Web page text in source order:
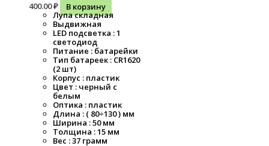
400.00₽
В корзину
Лупа складная
Выдвижная
LED подсветка : 1
светодиод
Питание : батарейки
Тип батареек : CR1620
(2 шт)
Корпус : пластик
Цвет : черный с
белым
Оптика : пластик
Длина : ( 80÷130 ) мм
Ширина : 50 мм
Толщина : 15 мм
Вес : 37 грамм